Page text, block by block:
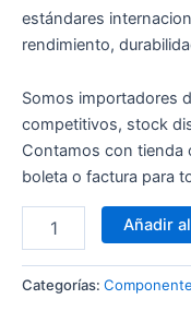
estándares
rendimiento,
Somos importadores
competitivos, stock
Contamos con tienda
boleta o factura para
Añadir
Categorías: